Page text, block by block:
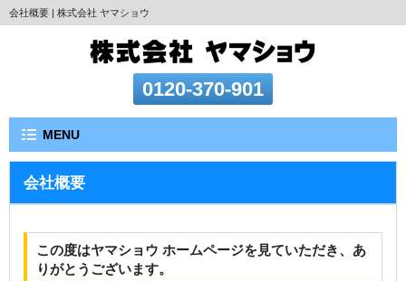
会社概要 | 株式会社 ヤマショウ
0120-370-901
MENU
会社概要
この度はヤマショウ ホームページを見ていただき、あ
りがとうございます。